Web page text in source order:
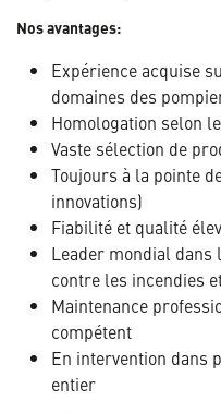
Nos avantages:
Expérience acquise
domaines des
Homologation selon
Vaste sélection de
Toujours à la pointe
innovations)
Fiabilité et qualité
Leader mondial
contre les incendies
Maintenance
compétent
En intervention dans
entier